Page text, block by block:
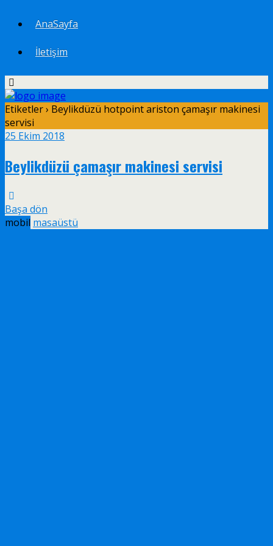
AnaSayfa
İletişim
Etiketler › Beylikdüzü hotpoint ariston çamaşır makinesi
servisi
25 Ekim 2018
Beylikdüzü çamaşır makinesi servisi
Başa dön
mobil masaüstü